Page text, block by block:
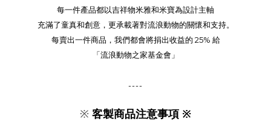
每一件產品都以吉祥物米雅和米寶為設計主軸
充滿了童真和創意，更承載著對流浪動物的關懷和支持。
每賣出一件商品，我們都會將捐出收益的 25% 給
「流浪動物之家基金會」
----
※ 客製商品注意事項 ※